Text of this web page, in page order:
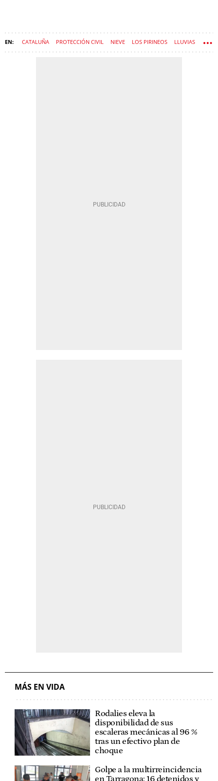
CATALUÑA PROTECCIÓN CIVIL NIEVE LOS PIRINEOS LLUVIAS
MÁS EN VIDA
Rodalies eleva la
disponibilidad de sus
escaleras mecánicas al 96 %
tras un efectivo plan de
choque
Golpe a la multirreincidencia
en Tarragona: 16 detenidos y